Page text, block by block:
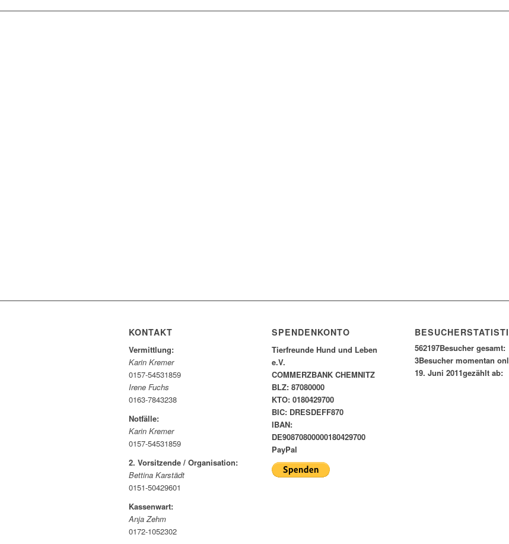
KONTAKT
Vermittlung:
Karin Kremer
0157-54531859
Irene Fuchs
0163-7843238
Notfälle:
Karin Kremer
0157-54531859
2. Vorsitzende / Organisation:
Bettina Karstädt
0151-50429601
Kassenwart:
Anja Zehm
0172-1052302
SPENDENKONTO
Tierfreunde Hund und Leben
e.V.
COMMERZBANK CHEMNITZ
BLZ: 87080000
KTO: 0180429700
BIC: DRESDEFF870
IBAN:
DE90870800000180429700
PayPal
562197Besucher gesamt:
3Besucher momentan
19. Juni 2011gezählt ab: